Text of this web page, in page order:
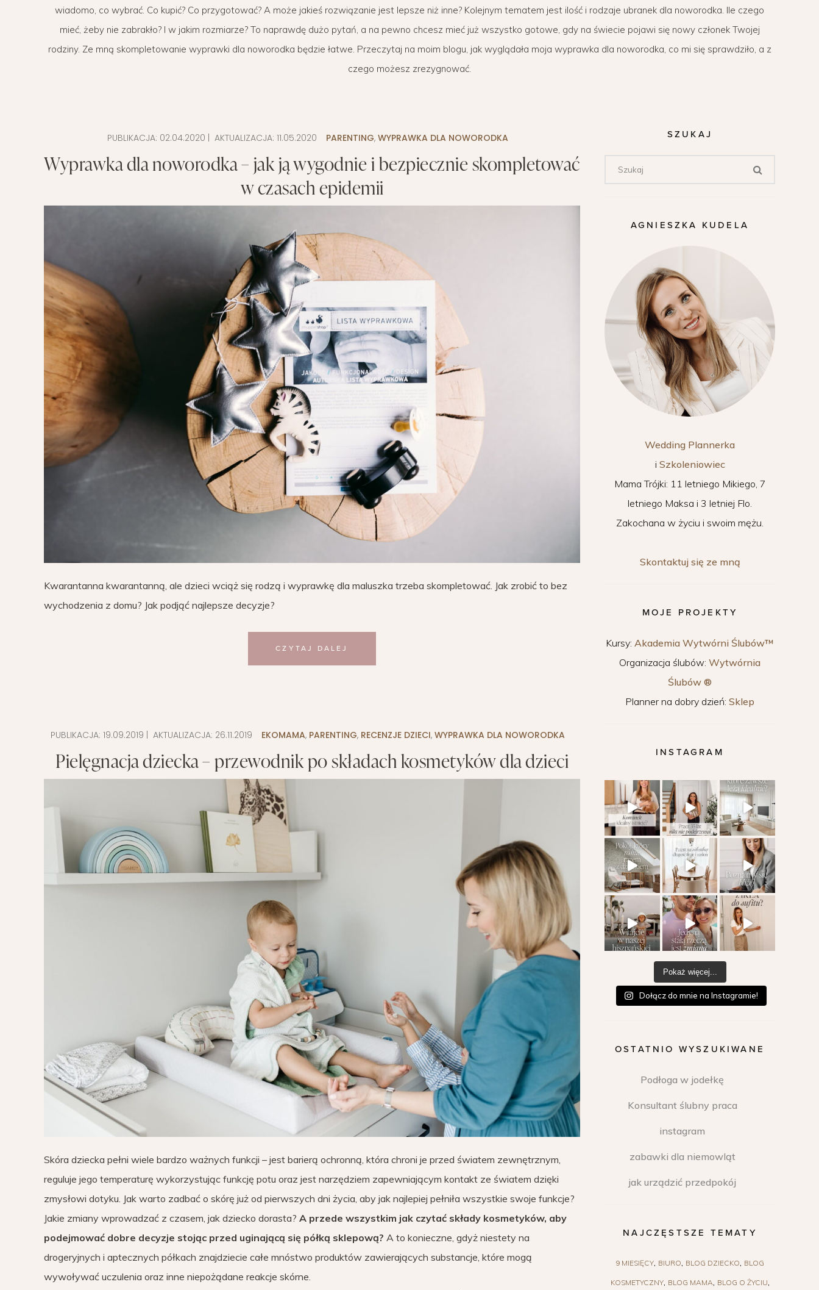
POKÓJ DZIECIĘCY
PORADY DLA RODZICÓW
WAKACJE Z DZIEĆMI
WYPRAWKA
ROZWÓJ OSOBISTY
URODA
WYPRAWKA
wiadomo, co wybrać. Co kupić? Co przygotować? A może jakieś rozwiązanie jest lepsze niż inne? Kolejnym tematem jest ilość i rodzaje ubranek dla noworodka. Ile czego
mieć, żeby nie zabrakło? I w jakim rozmiarze? To naprawdę dużo pytań, a na pewno chcesz mieć już wszystko gotowe, gdy na świecie pojawi się nowy członek Twojej
rodziny. Ze mną skompletowanie wyprawki dla noworodka będzie łatwe. Przeczytaj na moim blogu, jak wyglądała moja wyprawka dla noworodka, co mi się sprawdziło, a z
czego możesz zrezygnować.
PUBLIKACJA: 02.04.2020 | AKTUALIZACJA: 11.05.2020 PARENTING, WYPRAWKA DLA NOWORODKA
Wyprawka dla noworodka – jak ją wygodnie i bezpiecznie skompletować
w czasach epidemii
Kwarantanna kwarantanną, ale dzieci wciąż się rodzą i wyprawkę dla maluszka trzeba skompletować. Jak zrobić to bez
wychodzenia z domu? Jak podjąć najlepsze decyzje?
CZYTAJ DALEJ
PUBLIKACJA: 19.09.2019 | AKTUALIZACJA: 26.11.2019 EKOMAMA, PARENTING, RECENZJE DZIECI, WYPRAWKA DLA NOWORODKA
Pielęgnacja dziecka – przewodnik po składach kosmetyków dla dzieci
Skóra dziecka pełni wiele bardzo ważnych funkcji – jest barierą ochronną, która chroni je przed światem zewnętrznym,
reguluje jego temperaturę wykorzystując funkcję potu oraz jest narzędziem zapewniającym kontakt ze światem dzięki
zmysłowi dotyku. Jak warto zadbać o skórę już od pierwszych dni życia, aby jak najlepiej pełniła wszystkie swoje funkcje?
Jakie zmiany wprowadzać z czasem, jak dziecko dorasta? A przede wszystkim jak czytać składy kosmetyków, aby
podejmować dobre decyzje stojąc przed uginającą się półką sklepową? A to konieczne, gdyż niestety na
drogeryjnych i aptecznych półkach znajdziecie całe mnóstwo produktów zawierających substancje, które mogą
wywoływać uczulenia oraz inne niepożądane reakcje skórne.
SZUKAJ
AGNIESZKA KUDELA
Wedding Plannerka
i Szkoleniowiec
Mama Trójki: 11 letniego Mikiego, 7
letniego Maksa i 3 letniej Flo.
Zakochana w życiu i swoim mężu.
Skontaktuj się ze mną
MOJE PROJEKTY
Kursy: Akademia Wytwórni Ślubów™
Organizacja ślubów: Wytwórnia
Ślubów ®
Planner na dobry dzień: Sklep
INSTAGRAM
Pokaż więcej...
Dołącz do mnie na Instagramie!
OSTATNIO WYSZUKIWANE
Podłoga w jodełkę
Konsultant ślubny praca
instagram
zabawki dla niemowląt
jak urządzić przedpokój
NAJCZĘSTSZE TEMATY
9 MIESIĘCY BIURO BLOG DZIECKO BLOG
KOSMETYCZNY BLOG MAMA BLOG O ŻYCIU